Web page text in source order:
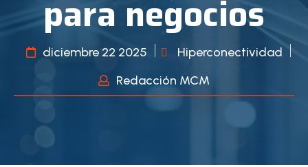
para negocios
diciembre 22 2025
Hiperconectividad
Redacción MCM